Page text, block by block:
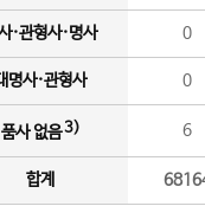
·관형사·명사 0
명사·관형사 0
품사 없음3) 6
합계